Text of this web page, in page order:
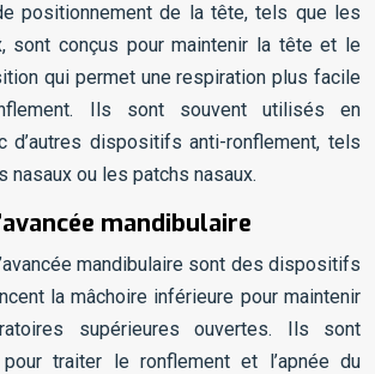
positionnement de la tête, tels que les
sont conçus pour maintenir la tête et le
qui permet une respiration plus facile
Ils sont souvent utilisés en
d’autres dispositifs anti-ronflement, tels
nasaux ou les patchs nasaux.
mandibulaire
mandibulaire sont des dispositifs
la mâchoire inférieure pour maintenir
supérieures ouvertes. Ils sont
traiter le ronflement et l’apnée du